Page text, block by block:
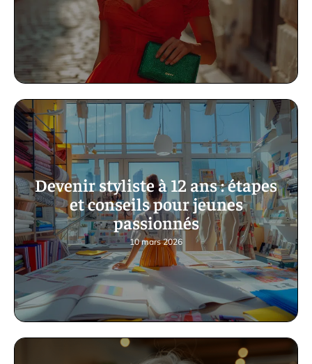
Devenir styliste à 12 ans : étapes
et conseils pour jeunes
passionnés
10 mars 2026